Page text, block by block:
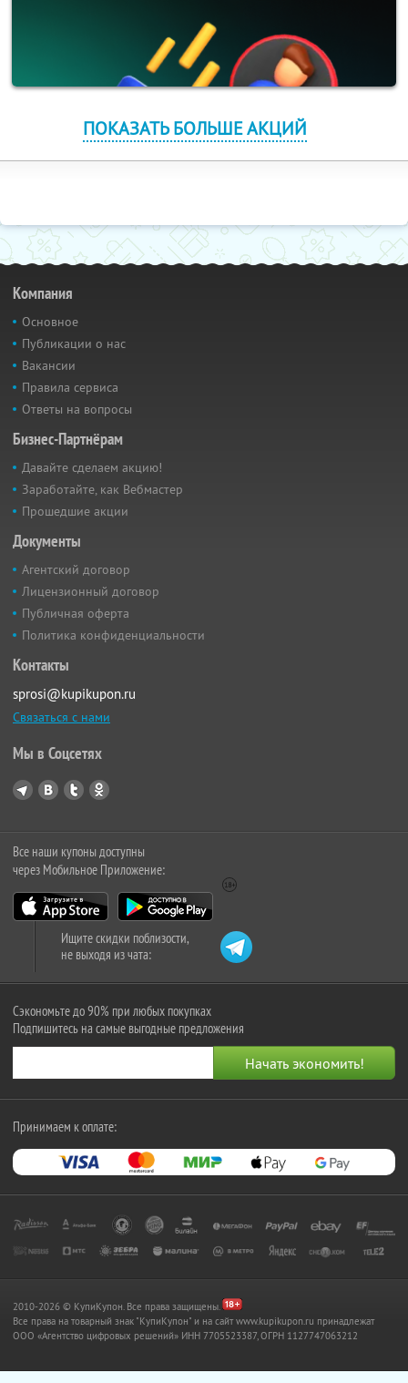
ПОКАЗАТЬ БОЛЬШЕ АКЦИЙ
Компания
Основное
Публикации о нас
Вакансии
Правила сервиса
Ответы на вопросы
Бизнес-Партнёрам
Давайте сделаем акцию!
Заработайте, как Вебмастер
Прошедшие акции
Документы
Агентский договор
Лицензионный договор
Публичная оферта
Политика конфиденциальности
Контакты
sprosi@kupikupon.ru
Связаться с нами
Мы в Соцсетях
Все наши купоны доступны
через Мобильное Приложение:
Ищите скидки поблизости,
не выходя из чата:
Сэкономьте до 90% при любых покупках
Подпишитесь на самые выгодные предложения
Принимаем к оплате:
2010-2026 © КупиКупон. Все права защищены.
Все права на товарный знак "КупиКупон" и на сайт www.kupikupon.ru принадлежат
OOO «Агентство цифровых решений» ИНН 7705523387, ОГРН 1127747063212